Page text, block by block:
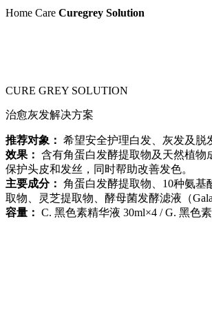
Home CareCuregrey Solution
CURE GREY SOLUTION
治愈灰发解决方案
推荐对象： 希望安全护理白发、灰发及脱
效果： 含有角蛋白发酵提取物及天然植物
保护头皮和发丝，同时帮助改善发色。
主要成分： 角蛋白发酵提取物、10种氨基
取物、灵芝提取物、酵母菌发酵滤液（
容量： C. 黑色素精华液 30ml×4 / G. 黑色